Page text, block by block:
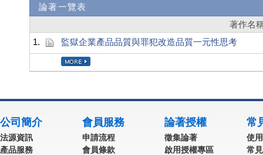
論著一覽表
著作名
1.
監獄企業產品品質與罪犯改造品質一元性思考
公司簡介
法源資訊
產品服務
會員服務
申請流程
會員條款
論著授權
徵集論著
啟用授權專區
常
使
常